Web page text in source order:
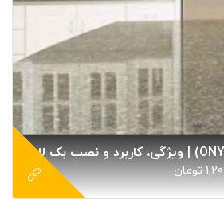
سنگ مرمر شفاف (ONYX) | ویژگی، کاربرد و نصب بک لایت (BACKLIT)
تومان